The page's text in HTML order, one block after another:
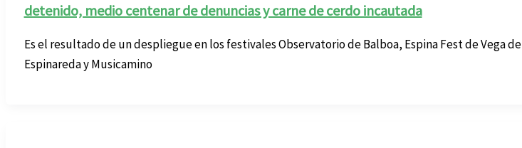
detenido, medio centenar de denuncias y carne de cerdo incautada
Es el resultado de un despliegue en los festivales Observatorio de Balboa, Espina Fest de Vega de
Espinareda y Musicamino